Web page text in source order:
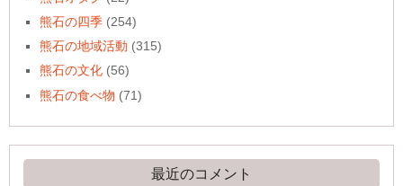
熊石の四季 (254)
熊石の地域活動 (315)
熊石の文化 (56)
熊石の食べ物 (71)
最近のコメント